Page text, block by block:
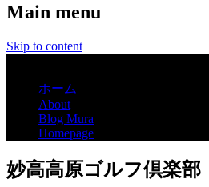
Main menu
Skip to content
ホーム
About
Blog Mura
Homepage
妙高高原ゴルフ倶楽